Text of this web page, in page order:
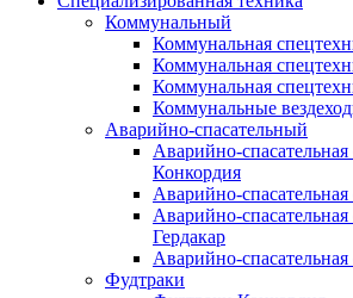
Коммунальный
Коммунальная
Коммунальная
Коммунальная
Коммунальные
Аварийно-спасательный
Аварийно-
Конкордия
Аварийно-
Аварийно-
Гердакар
Аварийно-
Фудтраки